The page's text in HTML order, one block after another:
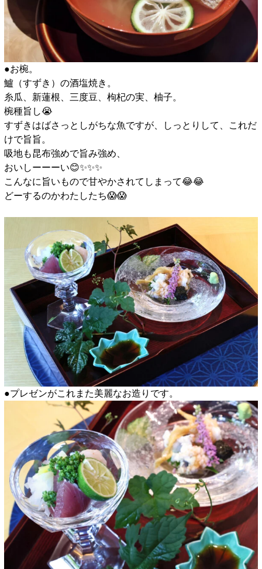
●お椀。
鱸（すずき）の酒塩焼き。
糸瓜、新蓮根、三度豆、枸杞の実、柚子。
椀種旨し😭
すずきはばさっとしがちな魚ですが、しっとりして、これだ
けで旨旨。
吸地も昆布強めで旨み強め、
おいしーーーい😊✨️✨️✨️
こんなに旨いもので甘やかされてしまって😂😂
どーするのかわたしたち😱😱
●プレゼンがこれまた美麗なお造りです。